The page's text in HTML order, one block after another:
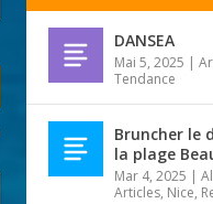
DANSEA
Mai 5, 2025 |
Tendance
Bruncher le
la plage
Mar 4, 2025 |
Articles, Nice,